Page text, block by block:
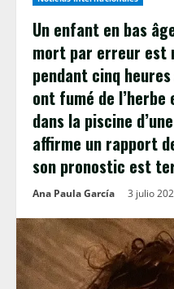
Un enfant en bas
mort par erreur est
pendant cinq
ont fumé de
dans la piscine
affirme un rapport
son pronostic est
Ana Paula García 3 julio